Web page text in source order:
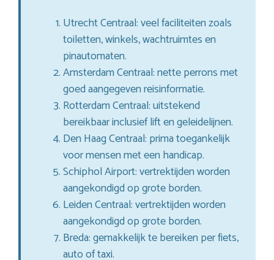
Utrecht Centraal: veel faciliteiten zoals
toiletten, winkels, wachtruimtes en
pinautomaten.
Amsterdam Centraal: nette perrons met
goed aangegeven reisinformatie.
Rotterdam Centraal: uitstekend
bereikbaar inclusief lift en geleidelijnen.
Den Haag Centraal: prima toegankelijk
voor mensen met een handicap.
Schiphol Airport: vertrektijden worden
aangekondigd op grote borden.
Leiden Centraal: vertrektijden worden
aangekondigd op grote borden.
Breda: gemakkelijk te bereiken per fiets,
auto of taxi.